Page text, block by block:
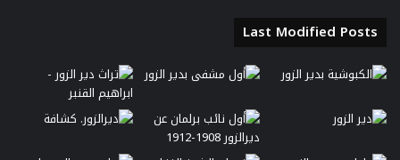
Last Modified Posts